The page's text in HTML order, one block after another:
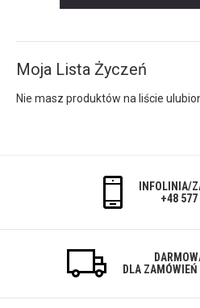
Moja Lista Życzeń
Nie masz produktów na liście
INFOLINIA/
+48
DLA